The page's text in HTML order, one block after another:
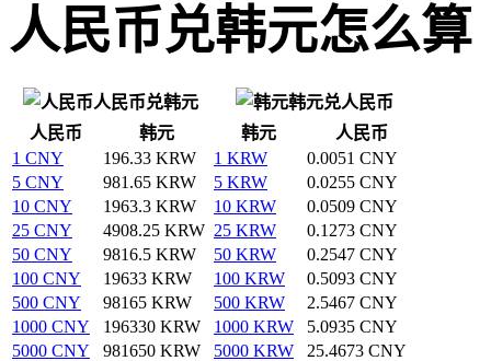
人民币兑韩元怎么算
人民币兑韩元
韩元兑人民币
人民币
韩元 韩元
人民币
1 CNY
196.33 KRW 1 KRW
0.0051 CNY
5 CNY
981.65 KRW 5 KRW
0.0255 CNY
10 CNY
1963.3 KRW 10 KRW
0.0509 CNY
25 CNY
4908.25 KRW 25 KRW
0.1273 CNY
50 CNY
9816.5 KRW 50 KRW
0.2547 CNY
100 CNY
19633 KRW 100 KRW
0.5093 CNY
500 CNY
98165 KRW 500 KRW
2.5467 CNY
1000 CNY
196330 KRW 1000 KRW
5.0935 CNY
5000 CNY
981650 KRW 5000 KRW
25.4673 CNY